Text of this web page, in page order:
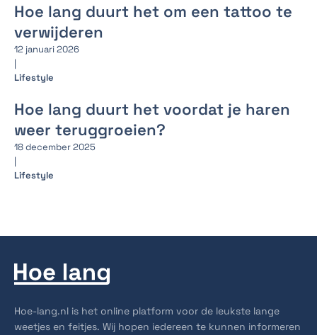
Hoe lang duurt het om een tattoo te
verwijderen
12 januari 2026
|
Lifestyle
Hoe lang duurt het voordat je haren
weer teruggroeien?
18 december 2025
|
Lifestyle
Hoe-lang.nl is het online platform voor de leukste lange
weetjes en feitjes. Wij hopen iedereen te kunnen informeren